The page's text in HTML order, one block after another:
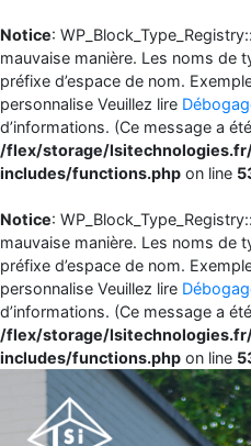
Notice:
mauvaise manière. Les noms de
préfixe d’espace de nom.
personnalise Veuillez lire
d’informations. (Ce message a
/flex/storage/
includes/functions.php on line
Notice:
mauvaise manière. Les noms de
préfixe d’espace de nom.
personnalise Veuillez lire
d’informations. (Ce message a
/flex/storage/
includes/functions.php on line